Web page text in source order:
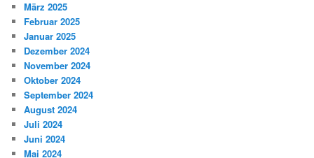
März 2025
Februar 2025
Januar 2025
Dezember 2024
November 2024
Oktober 2024
September 2024
August 2024
Juli 2024
Juni 2024
Mai 2024